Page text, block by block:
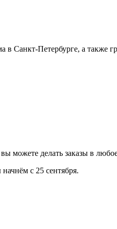
Санкт-Петербурге, а также
можете делать заказы в
с 25 сентября.